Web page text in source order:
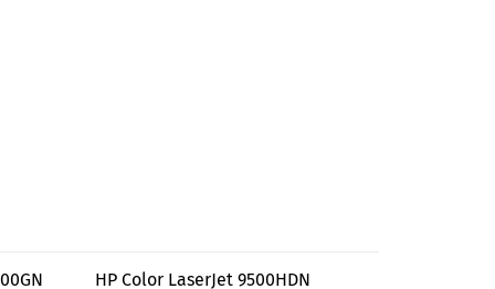
HP Color LaserJet 9500HDN